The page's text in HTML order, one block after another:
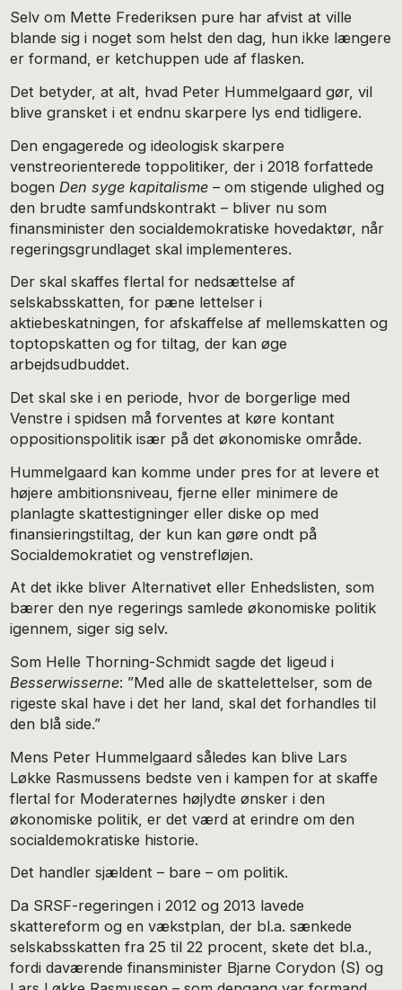
Selv om Mette Frederiksen pure har afvist at ville
blande sig i noget som helst den dag, hun ikke længere
er formand, er ketchuppen ude af flasken.
Det betyder, at alt, hvad Peter Hummelgaard gør, vil
blive gransket i et endnu skarpere lys end tidligere.
Den engagerede og ideologisk skarpere
venstreorienterede toppolitiker, der i 2018 forfattede
bogen Den syge kapitalisme – om stigende ulighed og
den brudte samfundskontrakt – bliver nu som
finansminister den socialdemokratiske hovedaktør, når
regeringsgrundlaget skal implementeres.
Der skal skaffes flertal for nedsættelse af
selskabsskatten, for pæne lettelser i
aktiebeskatningen, for afskaffelse af mellemskatten og
toptopskatten og for tiltag, der kan øge
arbejdsudbuddet.
Det skal ske i en periode, hvor de borgerlige med
Venstre i spidsen må forventes at køre kontant
oppositionspolitik især på det økonomiske område.
Hummelgaard kan komme under pres for at levere et
højere ambitionsniveau, fjerne eller minimere de
planlagte skattestigninger eller diske op med
finansieringstiltag, der kun kan gøre ondt på
Socialdemokratiet og venstrefløjen.
At det ikke bliver Alternativet eller Enhedslisten, som
bærer den nye regerings samlede økonomiske politik
igennem, siger sig selv.
Som Helle Thorning-Schmidt sagde det ligeud i
Besserwisserne: ”Med alle de skattelettelser, som de
rigeste skal have i det her land, skal det forhandles til
den blå side.”
Mens Peter Hummelgaard således kan blive Lars
Løkke Rasmussens bedste ven i kampen for at skaffe
flertal for Moderaternes højlydte ønsker i den
økonomiske politik, er det værd at erindre om den
socialdemokratiske historie.
Det handler sjældent – bare – om politik.
Da SRSF-regeringen i 2012 og 2013 lavede
skattereform og en vækstplan, der bl.a. sænkede
selskabsskatten fra 25 til 22 procent, skete det bl.a.,
fordi daværende finansminister Bjarne Corydon (S) og